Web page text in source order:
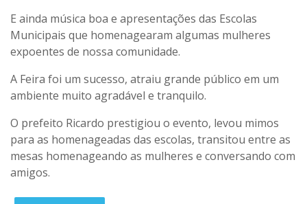
E ainda música boa e apresentações das Escolas
Municipais que homenagearam algumas mulheres
expoentes de nossa comunidade.
A Feira foi um sucesso, atraiu grande público em um
ambiente muito agradável e tranquilo.
O prefeito Ricardo prestigiou o evento, levou mimos
para as homenageadas das escolas, transitou entre as
mesas homenageando as mulheres e conversando com
amigos.